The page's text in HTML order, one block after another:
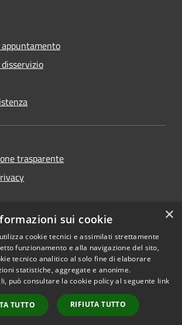
trasparente
di accessibilità
Copyright © 2026 • Comune di
Novara di Sicilia • Powered by
Municipium•
Accesso
redazione
×
sui cookie
cookie tecnici e assimilati strettamente
funzionamento e alla navigazione del sito,
tecnico analitico al solo fine di elaborare
statistiche, aggregate e anonime.
può consultare la cookie policy al seguente link
TUTTO RIFIUTA TUTTO